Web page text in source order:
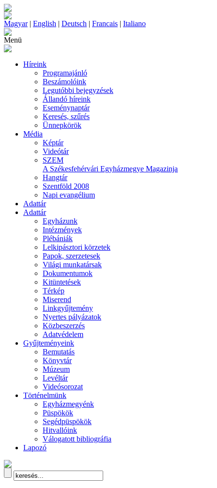
Magyar| English | Deutsch | Francais | Italiano
Menü
Híreink
Programajánló
Beszámolóink
Legutóbbi bejegyzések
Állandó híreink
Eseménynaptár
Keresés, szűrés
Ünnepkörök
Média
Képtár
Videótár
SZEM
A Székesfehérvári Egyházmegye Magazinja
Hangtár
Szentföld 2008
Napi evangélium
Adattár
Adattár
Egyházunk
Intézmények
Plébániák
Lelkipásztori körzetek
Papok, szerzetesek
Világi munkatársak
Dokumentumok
Kitüntetések
Térkép
Miserend
Linkgyűjtemény
Nyertes pályázatok
Közbeszerzés
Adatvédelem
Gyűjteményeink
Bemutatás
Könyvtár
Múzeum
Levéltár
Videósorozat
Történelmünk
Egyházmegyénk
Püspökök
Segédpüspökök
Hitvallóink
Válogatott bibliográfia
Lapozó